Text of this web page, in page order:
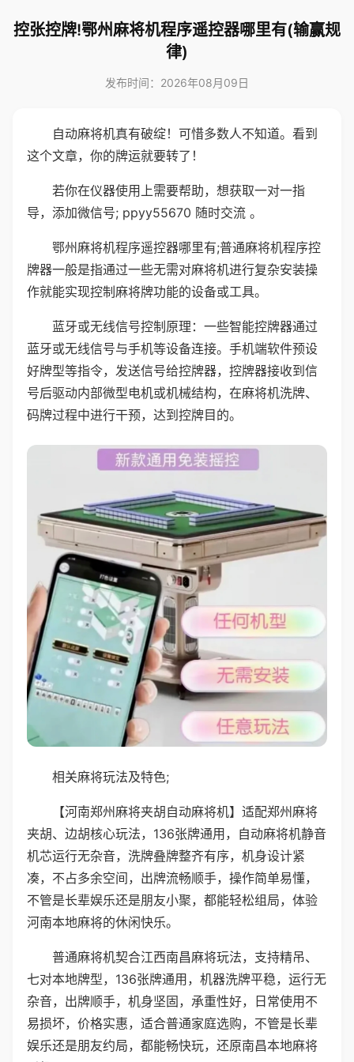
控张控牌!鄂州麻将机程序遥控器哪里有(输赢规
律)
发布时间：2026年08月09日
自动麻将机真有破绽！可惜多数人不知道。看到
这个文章，你的牌运就要转了！
若你在仪器使用上需要帮助，想获取一对一指
导，添加微信号; ppyy55670 随时交流 。
鄂州麻将机程序遥控器哪里有;普通麻将机程序控
牌器一般是指通过一些无需对麻将机进行复杂安装操
作就能实现控制麻将牌功能的设备或工具。
蓝牙或无线信号控制原理：一些智能控牌器通过
蓝牙或无线信号与手机等设备连接。手机端软件预设
好牌型等指令，发送信号给控牌器，控牌器接收到信
号后驱动内部微型电机或机械结构，在麻将机洗牌、
码牌过程中进行干预，达到控牌目的。
相关麻将玩法及特色;
【河南郑州麻将夹胡自动麻将机】适配郑州麻将
夹胡、边胡核心玩法，136张牌通用，自动麻将机静音
机芯运行无杂音，洗牌叠牌整齐有序，机身设计紧
凑，不占多余空间，出牌流畅顺手，操作简单易懂，
不管是长辈娱乐还是朋友小聚，都能轻松组局，体验
河南本地麻将的休闲快乐。
普通麻将机契合江西南昌麻将玩法，支持精吊、
七对本地牌型，136张牌通用，机器洗牌平稳，运行无
杂音，出牌顺手，机身坚固，承重性好，日常使用不
易损坏，价格实惠，适合普通家庭选购，不管是长辈
娱乐还是朋友约局，都能畅快玩，还原南昌本地麻将